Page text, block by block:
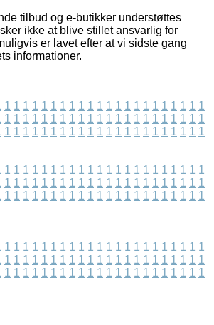
tilbud og e-butikker understøttes
ikke at blive stillet ansvarlig for
er lavet efter at vi sidste gang
informationer.
1 1 1 1 1 1 1 1 1 1 1 1 1 1 1 1 1 1 1 1 1 1
1 1 1 1 1 1 1 1 1 1 1 1 1 1 1 1 1 1 1 1 1 1
1 1 1 1 1 1 1 1 1 1 1 1 1 1 1 1 1 1 1 1 1 1
1 1 1 1 1 1 1 1 1 1 1 1 1 1 1 1 1 1 1 1 1 1
1 1 1 1 1 1 1 1 1 1 1 1 1 1 1 1 1 1 1 1 1 1
1 1 1 1 1 1 1 1 1 1 1 1 1 1 1 1 1 1 1 1 1 1
1 1 1 1 1 1 1 1 1 1 1 1 1 1 1 1 1 1 1 1 1 1
1 1 1 1 1 1 1 1 1 1 1 1 1 1 1 1 1 1 1 1 1 1
1 1 1 1 1 1 1 1 1 1 1 1 1 1 1 1 1 1 1 1 1 1